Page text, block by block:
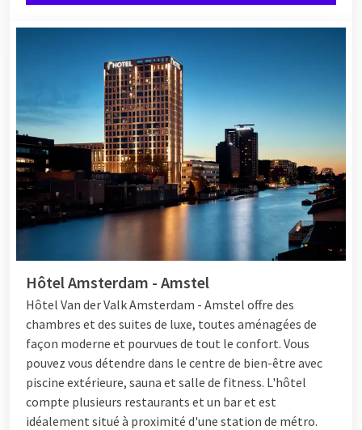
Hôtel Amsterdam - Amstel
Hôtel Van der Valk Amsterdam - Amstel offre des
chambres et des suites de luxe, toutes aménagées de
façon moderne et pourvues de tout le confort. Vous
pouvez vous détendre dans le centre de bien-être avec
piscine extérieure, sauna et salle de fitness. L'hôtel
compte plusieurs restaurants et un bar et est
idéalement situé à proximité d'une station de métro.